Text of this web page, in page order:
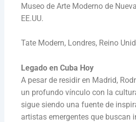
Museo de Arte Moderno de
EE.UU.
Tate Modern, Londres, Reino
Legado en Cuba Hoy
A pesar de residir en Madrid,
un profundo vínculo con la
sigue siendo una fuente de
artistas emergentes que buscan